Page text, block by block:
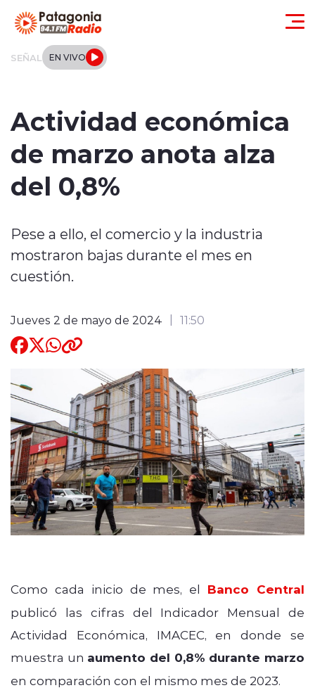
SEÑAL EN VIVO
Tendencias
Internacional
Deportes
Quienes Somos
modo claro
Actividad económica
de marzo anota alza
del 0,8%
Pese a ello, el comercio y la industria
mostraron bajas durante el mes en
cuestión.
Jueves 2 de mayo de 2024 11:50
Como cada inicio de mes, el Banco Central
publicó las cifras del Indicador Mensual de
Actividad Económica, IMACEC, en donde se
muestra un aumento del 0,8% durante marzo
en comparación con el mismo mes de 2023.